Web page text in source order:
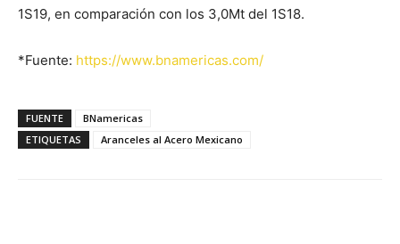
1S19, en comparación con los 3,0Mt del 1S18.
*Fuente: https://www.bnamericas.com/
FUENTE
BNamericas
ETIQUETAS
Aranceles al Acero Mexicano